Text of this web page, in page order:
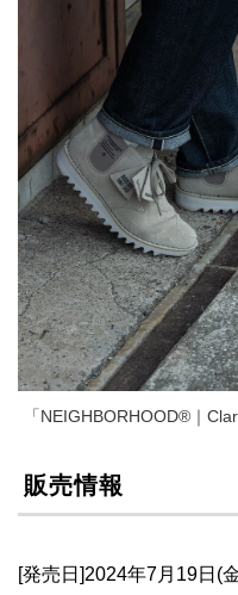
「NEIGHBORHOOD®｜
販売情報
[発売日]2024年7月19日(